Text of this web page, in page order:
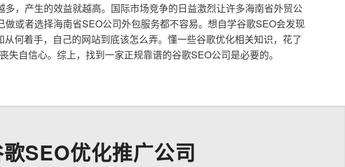
，产生的效益就越高。国际市场竞争的日益激烈让许多海南省外贸公
或者选择海南省SEO公司外包服务都不容易。想自学谷歌SEO会发现
何着手，自己的网站到底该怎么弄。懂一些谷歌优化相关知识，花了
自信心。综上，找到一家正规靠谱的谷歌SEO公司是必要的。
SEO优化推广公司